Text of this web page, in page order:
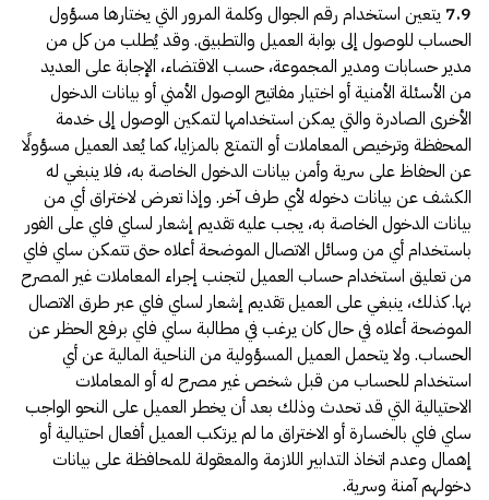
7.9 يتعين استخدام رقم الجوال وكلمة المرور التي يختارها مسؤول
الحساب للوصول إلى بوابة العميل والتطبيق. وقد يُطلب من كل من
مدير حسابات ومدير المجموعة، حسب الاقتضاء، الإجابة على العديد
من الأسئلة الأمنية أو اختيار مفاتيح الوصول الأمني أو بيانات الدخول
الأخرى الصادرة والتي يمكن استخدامها لتمكين الوصول إلى خدمة
المحفظة وترخيص المعاملات أو التمتع بالمزايا، كما يُعد العميل مسؤولًا
عن الحفاظ على سرية وأمن بيانات الدخول الخاصة به، فلا ينبغي له
الكشف عن بيانات دخوله لأي طرف آخر. وإذا تعرض لاختراق أي من
بيانات الدخول الخاصة به، يجب عليه تقديم إشعار لساي فاي على الفور
باستخدام أي من وسائل الاتصال الموضحة أعلاه حتى تتمكن ساي فاي
من تعليق استخدام حساب العميل لتجنب إجراء المعاملات غير المصرح
بها. كذلك، ينبغي على العميل تقديم إشعار لساي فاي عبر طرق الاتصال
الموضحة أعلاه في حال كان يرغب في مطالبة ساي فاي برفع الحظر عن
الحساب. ولا يتحمل العميل المسؤولية من الناحية المالية عن أي
استخدام للحساب من قبل شخص غير مصرح له أو المعاملات
الاحتيالية التي قد تحدث وذلك بعد أن يخطر العميل على النحو الواجب
ساي فاي بالخسارة أو الاختراق ما لم يرتكب العميل أفعال احتيالية أو
إهمال وعدم اتخاذ التدابير اللازمة والمعقولة للمحافظة على بيانات
دخولهم آمنة وسرية.